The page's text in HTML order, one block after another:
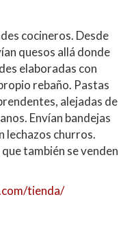
cocineros. Desde
quesos allá donde
elaboradas con
rebaño. Pastas
alejadas de
Envían bandejas
lechazos churros.
también se venden
tienda/